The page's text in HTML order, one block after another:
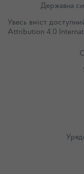
Державна
Увесь вміст
Attribution 4.0